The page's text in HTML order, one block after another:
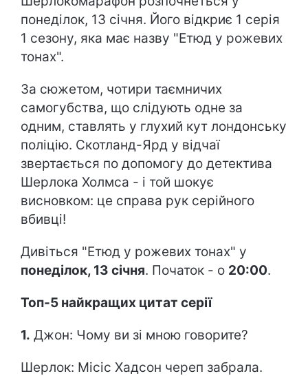
понеділок, 13 січня. Його відкриє 1 серія
1 сезону, яка має назву "Етюд у рожевих
тонах".
За сюжетом, чотири таємничих
самогубства, що слідують одне за
одним, ставлять у глухий кут лондонську
поліцію. Скотланд-Ярд у відчаї
звертається по допомогу до детектива
Шерлока Холмса - і той шокує
висновком: це справа рук серійного
вбивці!
Дивіться "Етюд у рожевих тонах" у
понеділок, 13 січня. Початок - о 20:00.
Топ-5 найкращих цитат серії
1. Джон: Чому ви зі мною говорите?
Шерлок: Місіс Хадсон череп забрала.